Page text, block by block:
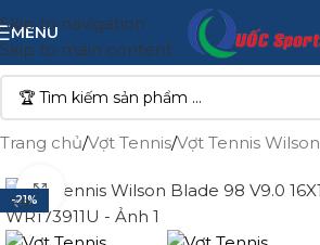
Skip to navigation
Skip to main content
MENU
Trang chủ/Vợt Tennis/Vợt Tennis Wilson
-21%
Click to enlarge